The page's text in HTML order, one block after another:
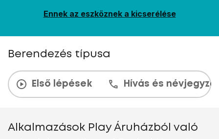
Ennek az eszköznek a kicserélése
Berendezés típusa
Első lépések Hívás és
Alkalmazások Play Áruházból való